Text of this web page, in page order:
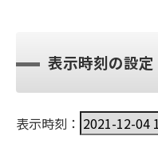
表示時刻の設定
表示時刻：